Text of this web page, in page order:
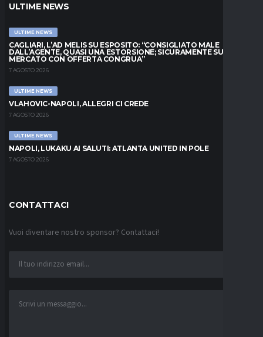
ULTIME NEWS
ULTIME NEWS
CAGLIARI, L’AD MELIS SU ESPOSITO: “CONSIGLIATO MALE
DALL’AGENTE, QUASI UNA ESTORSIONE; SICURAMENTE SUL
MERCATO CON OFFERTA CONGRUA”
7 AGOSTO 2026
ULTIME NEWS
VLAHOVIC-NAPOLI, ALLEGRI CI CREDE
7 AGOSTO 2026
ULTIME NEWS
NAPOLI, LUKAKU AI SALUTI: ATLANTA UNITED IN POLE
7 AGOSTO 2026
CONTATTACI
Vuoi diventare nostro sponsor? Contattaci!